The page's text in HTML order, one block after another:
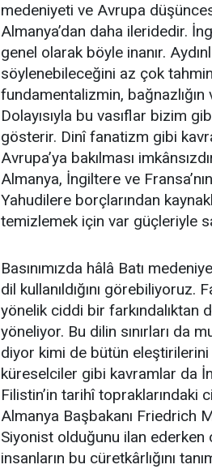
medeniyeti ve Avrupa
Almanya’dan daha ileridedir.
genel olarak böyle inanır.
söylenebileceğini az çok
fundamentalizmin,
Dolayısıyla bu vasıflar bizim
gösterir. Dinî fanatizm gibi
Avrupa’ya bakılması
Almanya, İngiltere ve
Yahudilere borçlarından
temizlemek için var güçleriyle
Basınımızda hâlâ Batı
dil kullanıldığını
yönelik ciddi bir
yöneliyor. Bu dilin sınırları da
diyor kimi de bütün
küreselciler gibi kavramlar da
Filistin’in tarihî topraklarındaki
Almanya Başbakanı Friedrich
Siyonist olduğunu ilan ederken
insanların bu cüretkârlığını